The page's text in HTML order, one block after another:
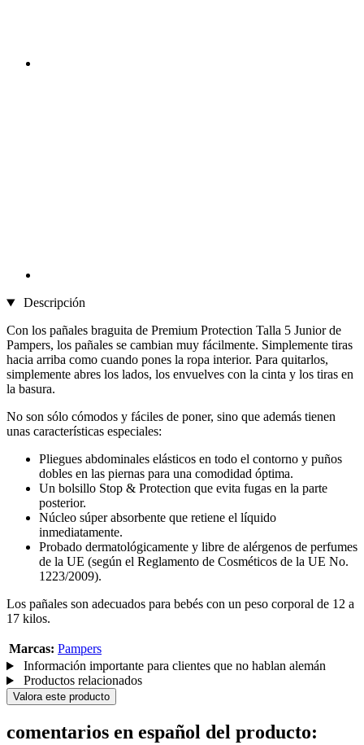
Descripción
Con los pañales braguita de Premium Protection Talla 5 Junior de
Pampers, los pañales se cambian muy fácilmente. Simplemente tiras
hacia arriba como cuando pones la ropa interior. Para quitarlos,
simplemente abres los lados, los envuelves con la cinta y los tiras en
la basura.
No son sólo cómodos y fáciles de poner, sino que además tienen
unas características especiales:
Pliegues abdominales elásticos en todo el contorno y puños
dobles en las piernas para una comodidad óptima.
Un bolsillo Stop & Protection que evita fugas en la parte
posterior.
Núcleo súper absorbente que retiene el líquido
inmediatamente.
Probado dermatológicamente y libre de alérgenos de perfumes
de la UE (según el Reglamento de Cosméticos de la UE No.
1223/2009).
Los pañales son adecuados para bebés con un peso corporal de 12 a
17 kilos.
Marcas: Pampers
Información importante para clientes que no hablan alemán
Productos relacionados
Valora este producto
comentarios en español del producto: